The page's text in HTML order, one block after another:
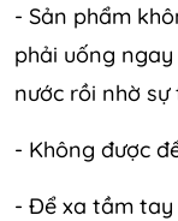
- Sản phẩm
phải uống
nước rồi nhờ
- Không được
- Để xa tầm tay